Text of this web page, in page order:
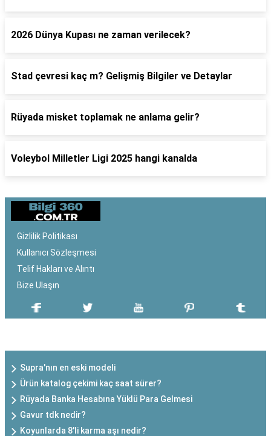
2026 Dünya Kupası ne zaman verilecek?
Stad çevresi kaç m? Gelişmiş Bilgiler ve Detaylar
Rüyada misket toplamak ne anlama gelir?
Voleybol Milletler Ligi 2025 hangi kanalda
Gizlilik Politikası
Kullanıcı Sözleşmesi
Telif Hakları ve Alıntı
Bize Ulaşın
Supra'nın en eski modeli
Ürün katalog çekimi kaç saat sürer?
Rüyada Banka Hesabına Yüklü Para Gelmesi
Gavur tdk nedir?
Koyunlarda 8'li karma aşı nedir?